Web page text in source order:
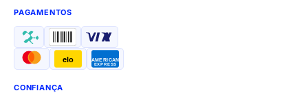
PAGAMENTOS
elo AMERICAN
EXPRESS
CONFIANÇA